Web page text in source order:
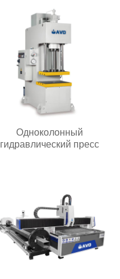
Одноколонный
гидравлический пресс